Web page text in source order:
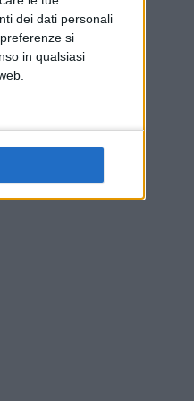
dei dati personali
si
in qualsiasi